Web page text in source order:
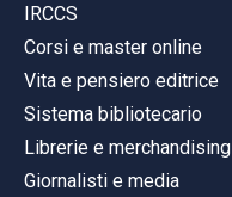
IRCCS
Corsi e master online
Vita e pensiero editrice
Sistema bibliotecario
Librerie e merchandising
Giornalisti e media